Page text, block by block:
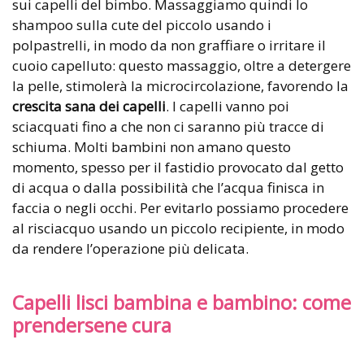
sui capelli del bimbo. Massaggiamo quindi lo
shampoo sulla cute del piccolo usando i
polpastrelli, in modo da non graffiare o irritare il
cuoio capelluto: questo massaggio, oltre a detergere
la pelle, stimolerà la microcircolazione, favorendo la
crescita sana dei capelli. I capelli vanno poi
sciacquati fino a che non ci saranno più tracce di
schiuma. Molti bambini non amano questo
momento, spesso per il fastidio provocato dal getto
di acqua o dalla possibilità che l’acqua finisca in
faccia o negli occhi. Per evitarlo possiamo procedere
al risciacquo usando un piccolo recipiente, in modo
da rendere l’operazione più delicata.
Capelli lisci bambina e bambino: come
prendersene cura